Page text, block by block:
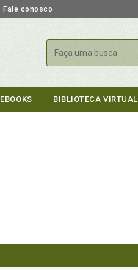
Fale conosco
Buscar
EBOOKS BIBLIOTECA VIRTUAL